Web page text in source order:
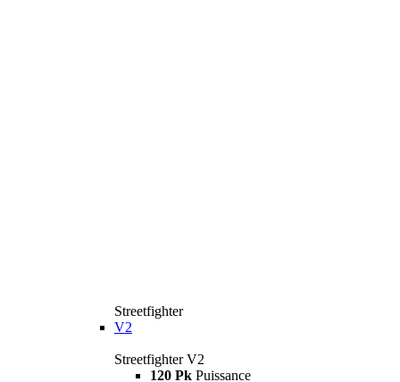
Streetfighter
V2
Streetfighter V2
120 Pk Puissance